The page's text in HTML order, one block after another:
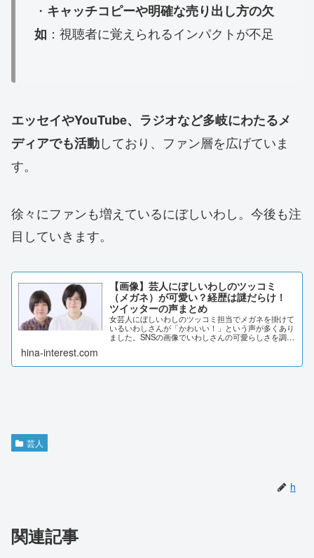
・ キャッチコピーや明確な売り出し方の欠
如 ：視聴者に覚えられるインパクトが不足
エッセイやYouTube、ラジオなど多岐にわたるメ
ディアでも活動しており、ファン層を広げていま
す。
徐々にファンも増えているにぼしいわし。今後も注
目していきます。
【画像】芸人にぼしいわしのツッコミ
（メガネ）が可愛い？経歴は謎だらけ！
ツイッターの声まとめ
女芸人にぼしいわしのツッコミ担当でメガネを掛けて
いるいわしさんが「かわいい！」という声が多くあり
ました。SNSの画像でいわしさんの可愛らしさを調査
hina-interest.com
芸人
h
関連記事